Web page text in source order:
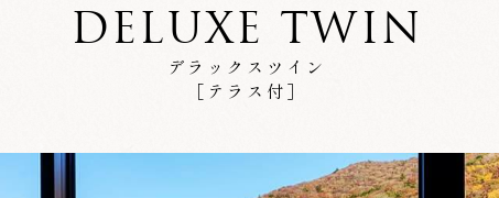
DELUXE TWIN
デラックスツイン
［テラス付］